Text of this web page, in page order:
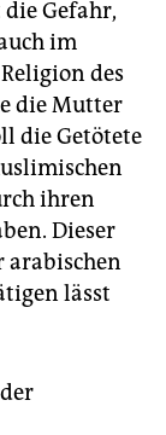
Gefahr,
im
des
die Mutter
die Getötete
ihren
Dieser
arabischen
lässt